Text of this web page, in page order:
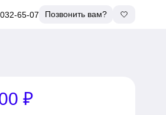
65-07 Позвонить вам?
₽